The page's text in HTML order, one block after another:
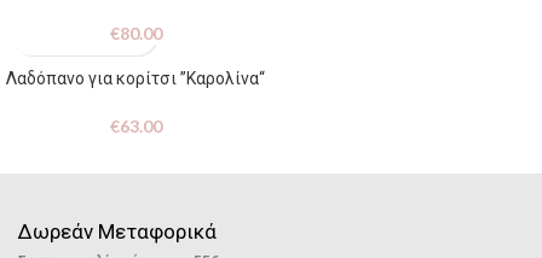
€80.00
Λαδόπανο για κορίτσι ”Καρολίνα“
€63.00
Δωρεάν Μεταφορικά